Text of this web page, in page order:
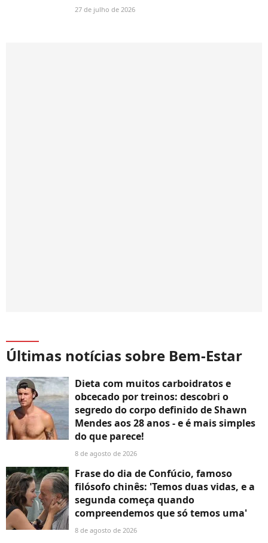
27 de julho de 2026
Últimas notícias sobre Bem-Estar
Dieta com muitos carboidratos e
obcecado por treinos: descobri o
segredo do corpo definido de Shawn
Mendes aos 28 anos - e é mais simples
do que parece!
8 de agosto de 2026
Frase do dia de Confúcio, famoso
filósofo chinês: 'Temos duas vidas, e a
segunda começa quando
compreendemos que só temos uma'
8 de agosto de 2026